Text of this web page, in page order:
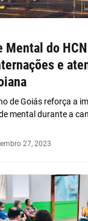
Mental do
e
de Goiás reforça a
mental durante a
27, 2023